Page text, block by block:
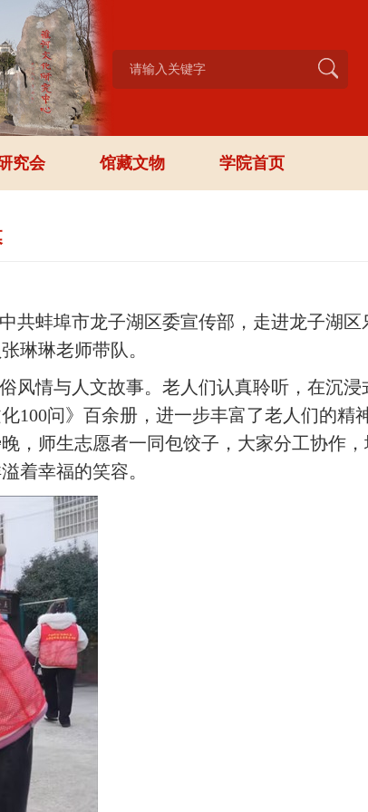
究会 馆藏文物 学院首页
共蚌埠市龙子湖区委宣传部，走进龙子湖区
琳琳老师带队。
风情与人文故事。老人们认真聆听，在沉浸
100问》百余册，进一步丰富了老人们的精
，师生志愿者一同包饺子，大家分工协作，
着幸福的笑容。